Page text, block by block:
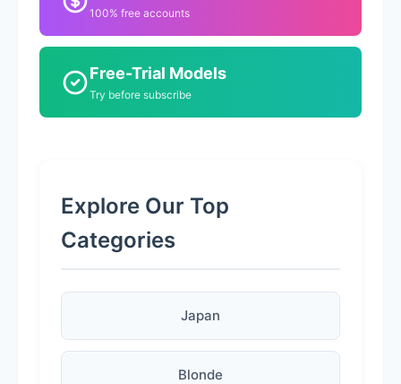
100% free accounts
Free-Trial Models
Try before subscribe
Explore Our Top
Categories
Japan
Blonde